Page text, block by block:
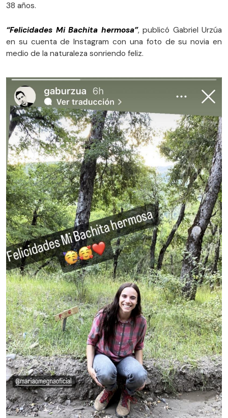
38 años.
“Felicidades Mi Bachita hermosa”, publicó Gabriel Urzúa
en su cuenta de Instagram con una foto de su novia en
medio de la naturaleza sonriendo feliz.